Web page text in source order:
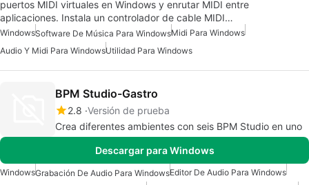
puertos MIDI virtuales en Windows y enrutar MIDI entre
aplicaciones. Instala un controlador de cable MIDI…
WindowsSoftware De Música Para WindowsMidi Para Windows
Audio Y Midi Para WindowsUtilidad Para Windows
BPM Studio-Gastro
2.8 Versión de prueba
Crea diferentes ambientes con seis BPM Studio en uno
Descargar para Windows
WindowsGrabación De Audio Para WindowsEditor De Audio Para Windows